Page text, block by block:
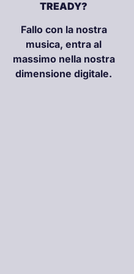
TREADY?
Fallo con la nostra
musica, entra al
massimo nella nostra
dimensione digitale.